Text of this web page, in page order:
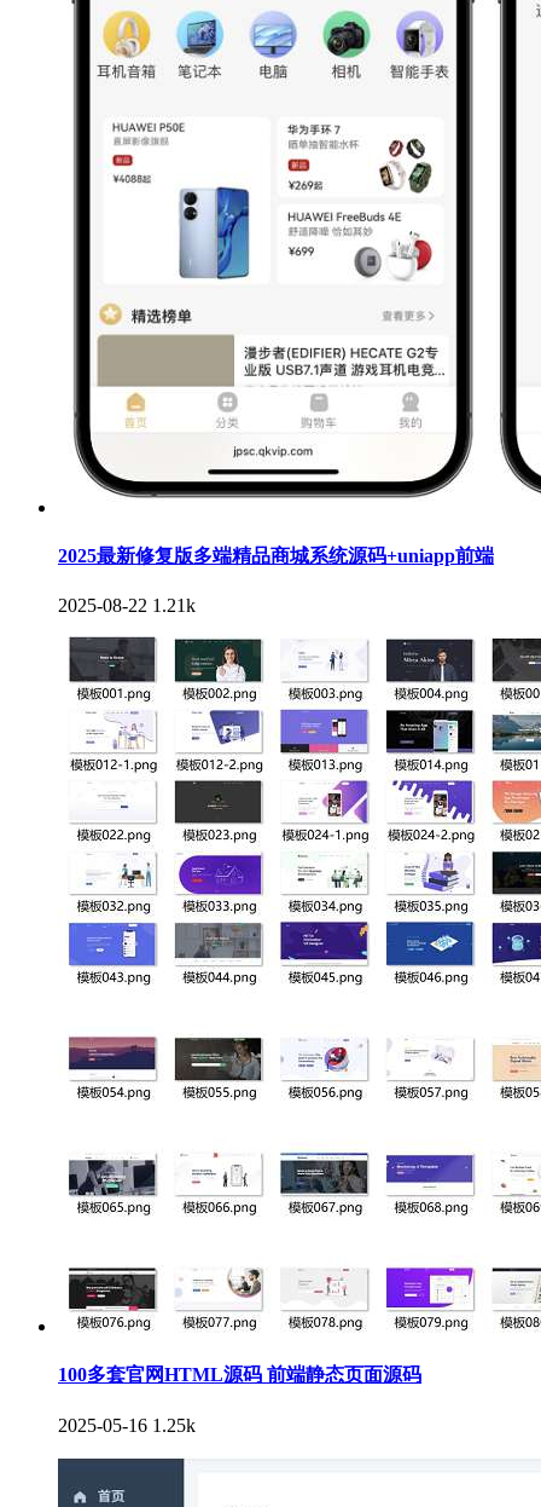
2025最新修复版多端精品商城系统源码+uniapp前端
2025-08-22 1.21k
100多套官网HTML源码 前端静态页面源码
2025-05-16 1.25k